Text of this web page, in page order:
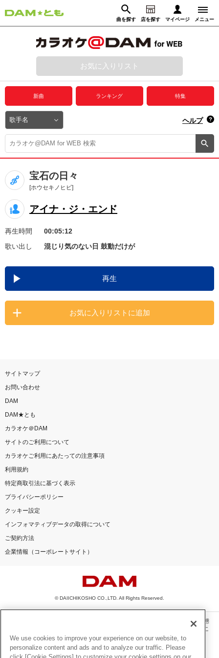
曲を探す 店を探す マイページ メニュー
動画からさがす 録音からさがす
ログイン
プレミアムサービス
DAM★とも動画
DAM★とも録音
カラオケ＠DAM
ユーザー検索
キャンペーン
お知らせ よくあるご質問
DAMの新曲・ランキングなど
カラオケ最新情報をチェック！
お気に入りリスト
新曲 ランキング 特集
ヘルプ
宝石の日々
[ホウセキノヒビ]
アイナ・ジ・エンド
再生時間
00:05:12
歌い出し
混じり気のない日 鼓動だけが
再生
お気に入りリストに追加
サイトマップ
お問い合わせ
DAM
DAM★とも
カラオケ＠DAM
サイトのご利用について
カラオケご利用にあたっての注意事項
利用規約
特定商取引法に基づく表示
プライバシーポリシー
クッキー設定
インフォマティブデータの取得について
ご契約方法
企業情報（コーポレートサイト）
© DAIICHIKOSHO CO.,LTD. All Rights Reserved.
このサイトに掲載されている一切の文章・画像・写真・動画・音声等を、手段や形態
を問わず、著作権法の定める範囲を超えて無断で複製、転載、ファイル化などするこ
とを禁じます。
楽曲及びコンテンツは、機種によりご利用いただけない場合があります。
We use cookies to improve your experience on our website, to
personalize content and ads and to analyze our traffic. Please